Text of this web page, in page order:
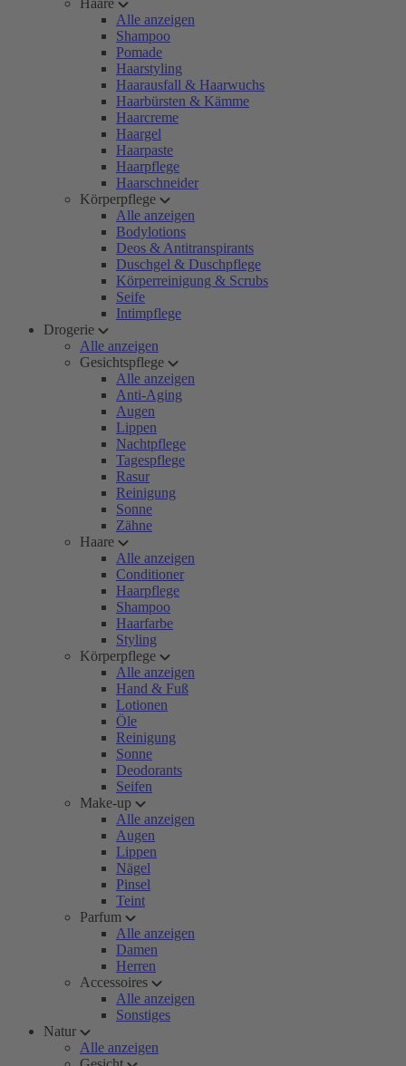
Haare
Alle anzeigen
Shampoo
Pomade
Haarstyling
Haarausfall & Haarwuchs
Haarbürsten & Kämme
Haarcreme
Haargel
Haarpaste
Haarpflege
Haarschneider
Körperpflege
Alle anzeigen
Bodylotions
Deos & Antitranspirants
Duschgel & Duschpflege
Körperreinigung & Scrubs
Seife
Intimpflege
Drogerie
Alle anzeigen
Gesichtspflege
Alle anzeigen
Anti-Aging
Augen
Lippen
Nachtpflege
Tagespflege
Rasur
Reinigung
Sonne
Zähne
Haare
Alle anzeigen
Conditioner
Haarpflege
Shampoo
Haarfarbe
Styling
Körperpflege
Alle anzeigen
Hand & Fuß
Lotionen
Öle
Reinigung
Sonne
Deodorants
Seifen
Make-up
Alle anzeigen
Augen
Lippen
Nägel
Pinsel
Teint
Parfum
Alle anzeigen
Damen
Herren
Accessoires
Alle anzeigen
Sonstiges
Natur
Alle anzeigen